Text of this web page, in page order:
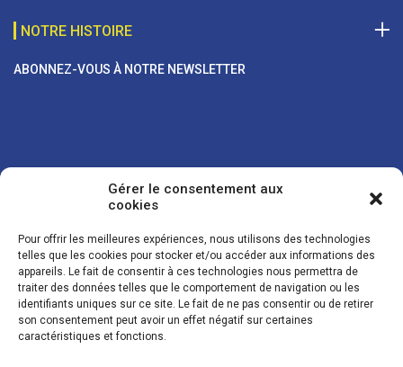
Gérer le consentement aux
cookies
Pour offrir les meilleures expériences, nous utilisons des technologies
telles que les cookies pour stocker et/ou accéder aux informations des
appareils. Le fait de consentir à ces technologies nous permettra de
traiter des données telles que le comportement de navigation ou les
identifiants uniques sur ce site. Le fait de ne pas consentir ou de retirer
son consentement peut avoir un effet négatif sur certaines
caractéristiques et fonctions.
NOTRE HISTOIRE
ABONNEZ-VOUS À NOTRE NEWSLETTER
Vos coordonnées sont uniquement utilisées pour vous envoyer des
lettres d'information sur nos activités. Vous pouvez à tout moment
utiliser le lien de désinscription figurant dans la lettre d'information.